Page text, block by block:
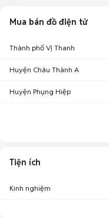
Mua bán đồ điện tử
Thành phố Vị Thanh
Huyện Châu Thành A
Huyện Phụng Hiệp
Tiện ích
Kinh nghiệm